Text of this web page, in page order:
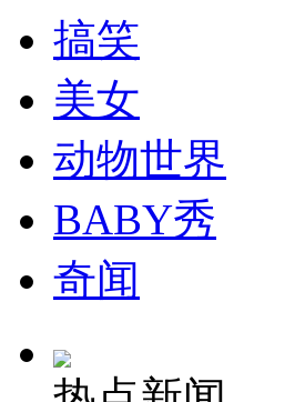
纽约上演“枕头大战”
搞笑
美女
动物世界
BABY秀
奇闻